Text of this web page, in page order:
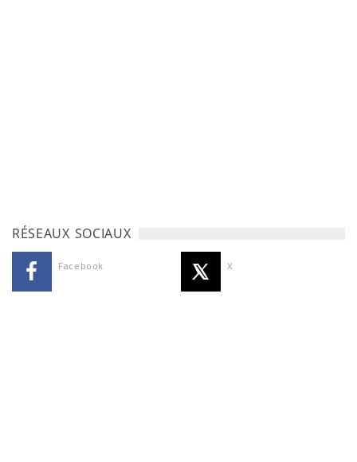
RÉSEAUX SOCIAUX
Facebook X